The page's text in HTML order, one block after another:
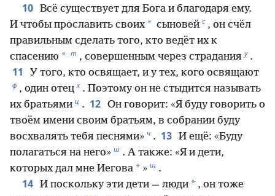
10 Всё существует для Бога и благодаря ему.
И чтобы прославить своих * сыновей с , он счёл
правильным сделать того, кто ведёт их к
спасению * т , совершенным через страдания у .
11 У того, кто освящает, и у тех, кого освящают
ф , один отец х . Поэтому он не стыдится называть
их братьями ц . 12 Он говорит: «Я буду говорить о
твоём имени своим братьям, в собрании буду
восхвалять тебя песнями» ч . 13 И ещё: «Буду
полагаться на него» ш . А также: «Я и дети,
которых дал мне Иегова * » щ .
14 И поскольку эти дети — люди * , он тоже